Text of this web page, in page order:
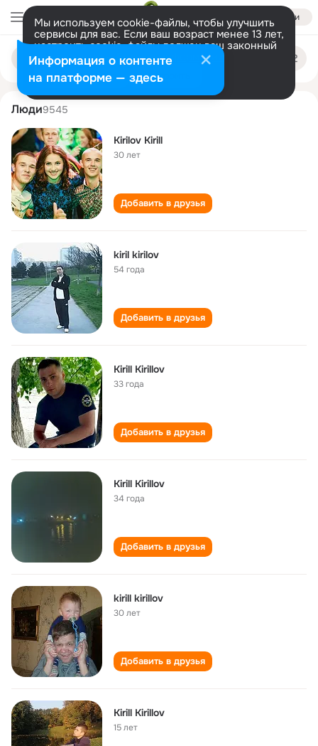
Войти
Мы используем cookie-файлы, чтобы улучшить
сервисы для вас. Если ваш возраст менее 13 лет,
настроить cookie-файлы должен ваш законный
представитель. Больше информации
Разрешить все Настроить
Поиск
людям
kirill kirillov
Люди9545
Kirilov Kirill
30 лет
Добавить в друзья
kiril kirilov
54 года
Добавить в друзья
Kirill Kirillov
33 года
Добавить в друзья
Kirill Kirillov
34 года
Добавить в друзья
kirill kirillov
30 лет
Добавить в друзья
Kirill Kirillov
15 лет
Информация о контенте
на платформе — здесь